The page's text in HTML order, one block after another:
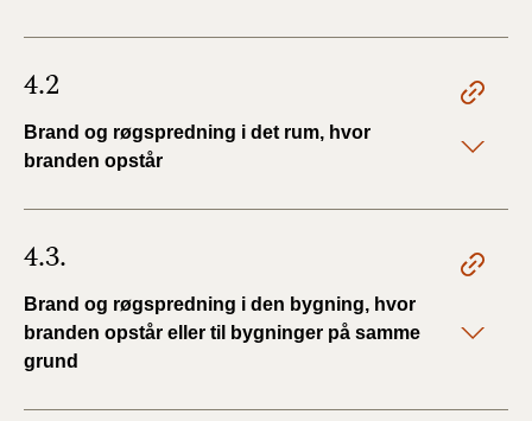
4.2
Brand og røgspredning i det rum, hvor
branden opstår
4.3.
Brand og røgspredning i den bygning, hvor
branden opstår eller til bygninger på samme
grund